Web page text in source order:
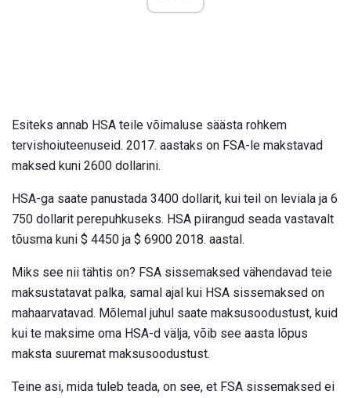
Esiteks annab HSA teile võimaluse säästa rohkem
tervishoiuteenuseid. 2017. aastaks on FSA-le makstavad
maksed kuni 2600 dollarini.
HSA-ga saate panustada 3400 dollarit, kui teil on leviala ja 6
750 dollarit perepuhkuseks. HSA piirangud seada vastavalt
tõusma kuni $ 4450 ja $ 6900 2018. aastal.
Miks see nii tähtis on? FSA sissemaksed vähendavad teie
maksustatavat palka, samal ajal kui HSA sissemaksed on
mahaarvatavad. Mõlemal juhul saate maksusoodustust, kuid
kui te maksime oma HSA-d välja, võib see aasta lõpus
maksta suuremat maksusoodustust.
Teine asi, mida tuleb teada, on see, et FSA sissemaksed ei